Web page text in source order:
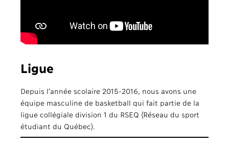
Ligue
Depuis l’année scolaire 2015-2016, nous avons une
équipe masculine de basketball qui fait partie de la
ligue collégiale division 1 du RSEQ (Réseau du sport
étudiant du Québec).